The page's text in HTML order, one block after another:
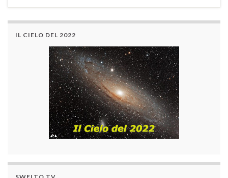
IL CIELO DEL 2022